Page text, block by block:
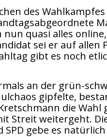
des
nun quasi alles
sei er auf
gibt es noch
an der grün-
gipfelte,
die
Streit weitergeht.
SPD gebe es